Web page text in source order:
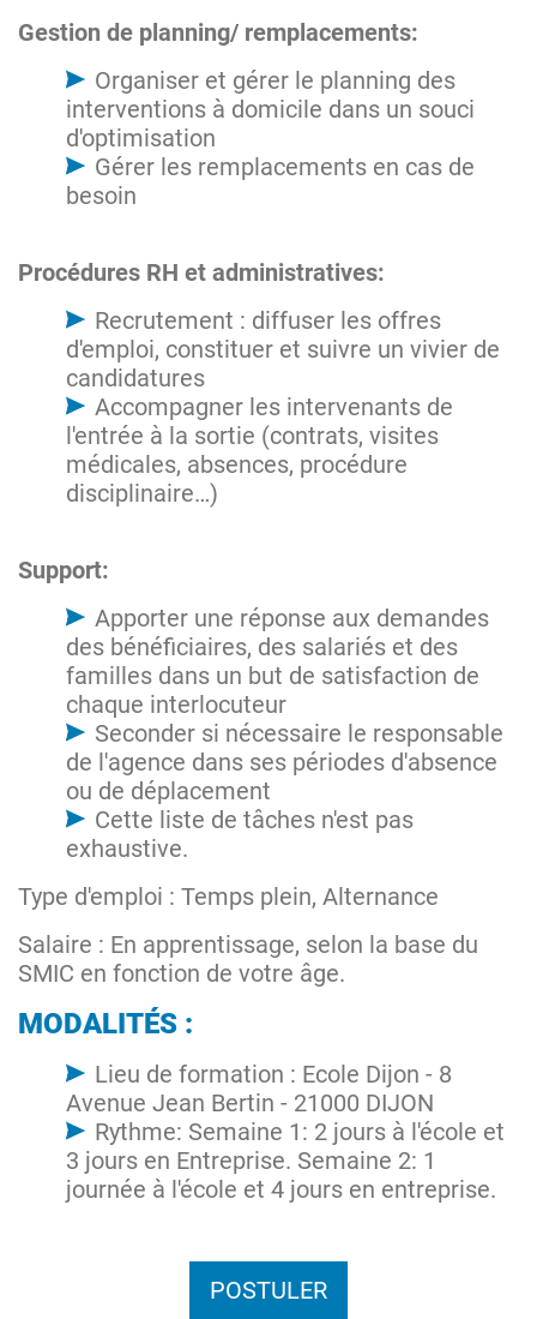
Gestion de planning/ remplacements:
Organiser et gérer le planning des
interventions à domicile dans un souci
d'optimisation
Gérer les remplacements en cas de
besoin
Procédures RH et administratives:
Recrutement : diffuser les offres
d'emploi, constituer et suivre un vivier de
candidatures
Accompagner les intervenants de
l'entrée à la sortie (contrats, visites
médicales, absences, procédure
disciplinaire…)
Support:
Apporter une réponse aux demandes
des bénéficiaires, des salariés et des
familles dans un but de satisfaction de
chaque interlocuteur
Seconder si nécessaire le responsable
de l'agence dans ses périodes d'absence
ou de déplacement
Cette liste de tâches n'est pas
exhaustive.
Type d'emploi : Temps plein, Alternance
Salaire : En apprentissage, selon la base du
SMIC en fonction de votre âge.
MODALITÉS :
Lieu de formation : Ecole Dijon - 8
Avenue Jean Bertin - 21000 DIJON
Rythme: Semaine 1: 2 jours à l'école et
3 jours en Entreprise. Semaine 2: 1
journée à l'école et 4 jours en entreprise.
POSTULER